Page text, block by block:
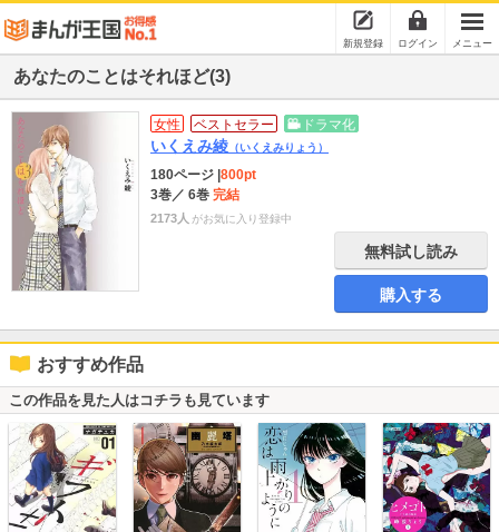
新規登録 ログイン メニュー
あなたのことはそれほど(3)
女性 ベストセラー ドラマ化
いくえみ綾 （いくえみりょう）
180ページ 800pt
3巻／ 6巻 完結
2173人 がお気に入り登録中
無料試し読み
購入する
おすすめ作品
この作品を見た人はコチラも見ています